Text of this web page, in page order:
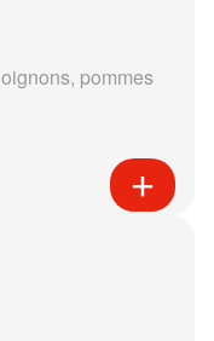
pommes